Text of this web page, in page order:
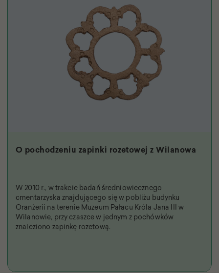
O pochodzeniu zapinki rozetowej z Wilanowa
W 2010 r., w trakcie badań średniowiecznego
cmentarzyska znajdującego się w pobliżu budynku
Oranżerii na terenie Muzeum Pałacu Króla Jana III w
Wilanowie, przy czaszce w jednym z pochówków
znaleziono zapinkę rozetową.